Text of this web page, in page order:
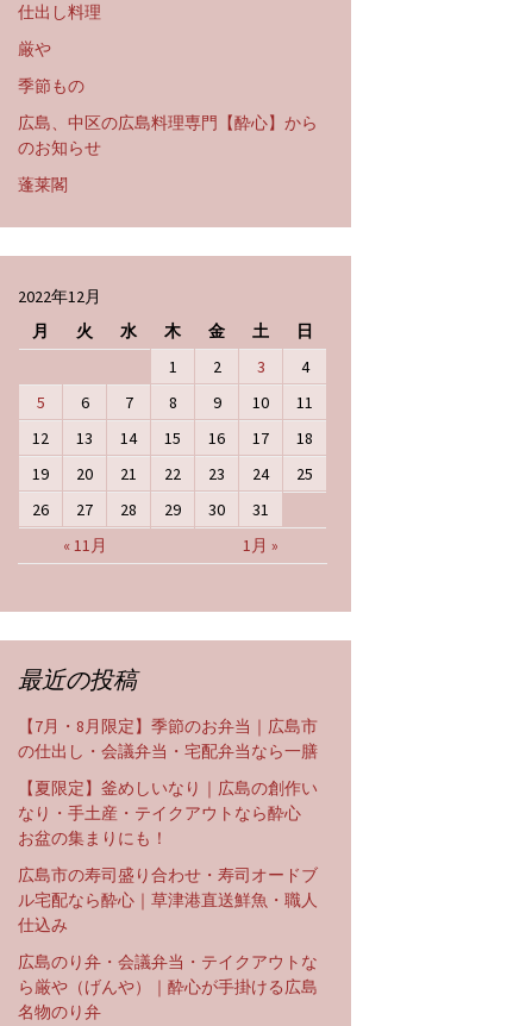
仕出し料理
厳や
季節もの
広島、中区の広島料理専門【酔心】から
のお知らせ
蓬莱閣
2022年12月
月
火 水 木 金 土 日
« 11月 1月 »
1 2 3
4
5
6 7 8 9 10
11
12
13 14 15 16 17
18
19
20 21 22 23 24
25
26
27 28 29 30 31
最近の投稿
【7月・8月限定】季節のお弁当｜広島市
の仕出し・会議弁当・宅配弁当なら一膳
【夏限定】釜めしいなり｜広島の創作い
なり・手土産・テイクアウトなら酔心
お盆の集まりにも！
広島市の寿司盛り合わせ・寿司オードブ
ル宅配なら酔心｜草津港直送鮮魚・職人
仕込み
広島のり弁・会議弁当・テイクアウトな
ら厳や（げんや）｜酔心が手掛ける広島
名物のり弁